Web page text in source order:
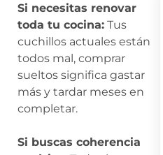
Si necesitas renovar
toda tu cocina: Tus
cuchillos actuales están
todos mal, comprar
sueltos significa gastar
más y tardar meses en
completar.
Si buscas coherencia